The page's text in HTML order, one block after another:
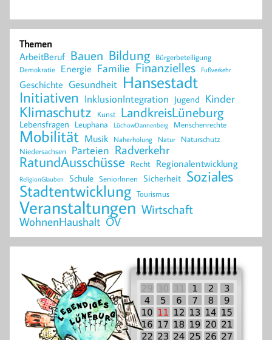
Themen
ArbeitBeruf Bauen Bildung Bürgerbeteiligung
Demokratie Energie Familie Finanzielles Fußverkehr
Geschichte Gesundheit Hansestadt
Initiativen InklusionIntegration Jugend Kinder
Klimaschutz Kunst LandkreisLüneburg
Lebensfragen Leuphana LüchowDannenberg Menschenrechte
Mobilität Musik Naherholung Natur Naturschutz
Niedersachsen Parteien Radverkehr
RatundAusschüsse Recht Regionalentwicklung
ReligionGlauben Schule SeniorInnen Sicherheit Soziales
Stadtentwicklung Tourismus
Veranstaltungen Wirtschaft
WohnenHaushalt ÖV